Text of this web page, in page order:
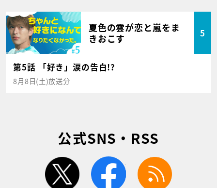
夏色の雲が恋と嵐をま
きおこす
5
第5話 「好き」涙の告白!?
8月8日(土)放送分
公式SNS・RSS
twitter facebook